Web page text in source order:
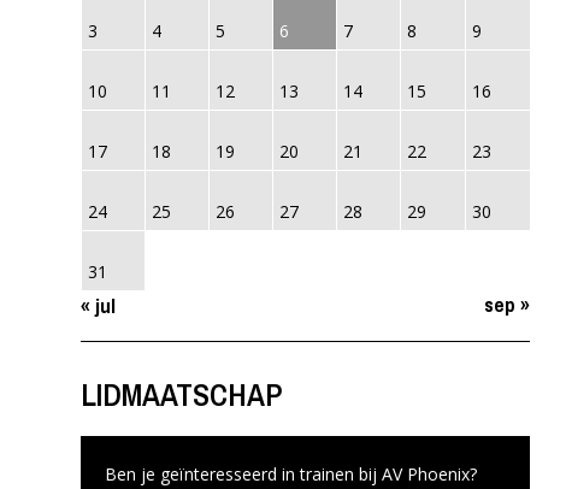
3 4 5 6 7 8 9
10 11 12 13 14 15 16
17 18 19 20 21 22 23
24 25 26 27 28 29 30
31
« jul sep »
LIDMAATSCHAP
Ben je geïnteresseerd in trainen bij AV Phoenix?